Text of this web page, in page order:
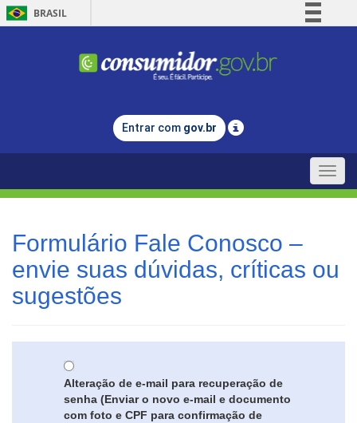
BRASIL
Comunica BR
Legislação
Entrar com gov.br
Toggle
Formulário Fale Conosco –
envie suas dúvidas, críticas ou
sugestões
Alteração de e-mail para recuperação de
senha (Enviar o novo e-mail e documento
com foto e CPF para confirmação de